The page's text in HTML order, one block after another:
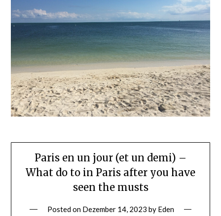
Paris en un jour (et un demi) –
What do to in Paris after you have
seen the musts
Posted on Dezember 14, 2023 by Eden